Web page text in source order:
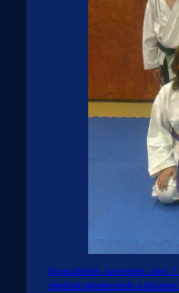
Egyesületünk szeretettel várja
felnőttek jelentkezését a